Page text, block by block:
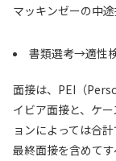
マッキンゼーの中
書類選考→適性
面接は、PEI（
イビア面接と、ケ
ョンによっては合
最終面接を含めて